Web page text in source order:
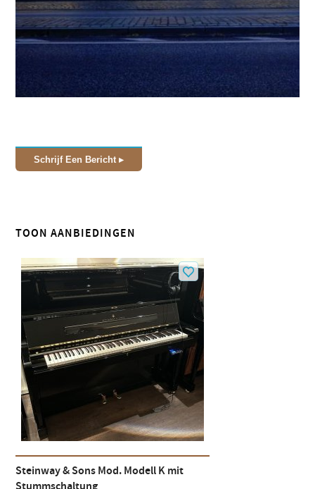
Schrijf Een Bericht
TOON AANBIEDINGEN
Steinway & Sons Mod. Modell K mit